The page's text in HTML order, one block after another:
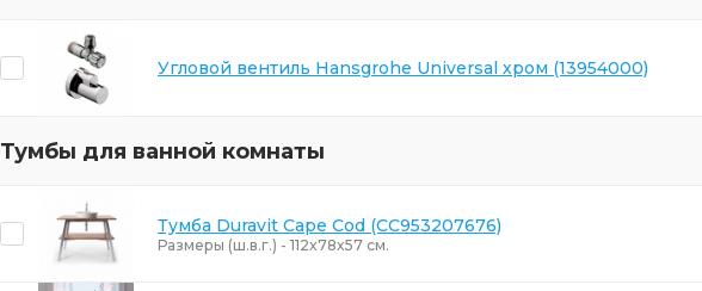
Угловой вентиль Hansgrohe Universal хром (13954000)
Тумбы для ванной комнаты
Тумба Duravit Cape Cod (CC953207676)
Размеры (ш.в.г.) - 112x78x57 см.